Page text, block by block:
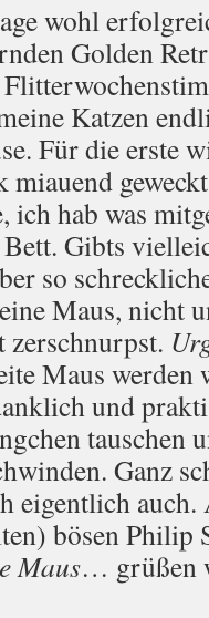
wohl
Golden
Katzen
Für die erste
miauend
ich hab was
Gibts
so
Maus, nicht
zerschnurpst.
Maus werden
und
tauschen
Ganz
eigentlich
bösen
Maus… grüßen